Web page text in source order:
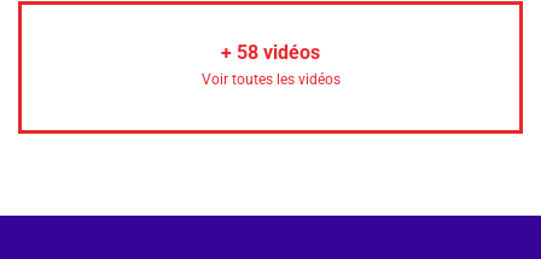
+ 58 vidéos
Voir toutes les vidéos